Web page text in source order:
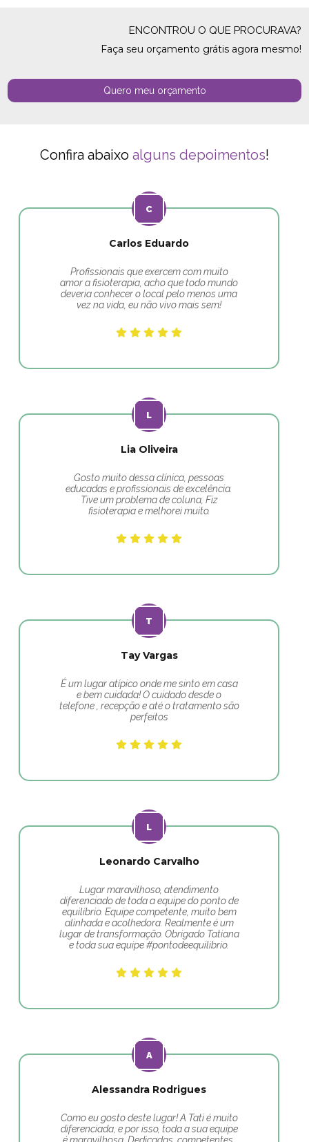
ENCONTROU O QUE PROCURAVA?
Faça seu orçamento grátis agora mesmo!
Quero meu orçamento
Confira abaixo alguns depoimentos!
Carlos Eduardo
Profissionais que exercem com muito
amor a fisioterapia, acho que todo mundo
deveria conhecer o local pelo menos uma
vez na vida, eu não vivo mais sem!
Lia Oliveira
Gosto muito dessa clínica, pessoas
educadas e profissionais de excelência.
Tive um problema de coluna, Fiz
fisioterapia e melhorei muito.
Tay Vargas
É um lugar atípico onde me sinto em casa
e bem cuidada! O cuidado desde o
telefone , recepção e até o tratamento são
perfeitos
Leonardo Carvalho
Lugar maravilhoso, atendimento
diferenciado de toda a equipe do ponto de
equilíbrio. Equipe competente, muito bem
alinhada e acolhedora. Realmente é um
lugar de transformação. Obrigado Tatiana
e toda sua equipe #pontodeequilibrio.
Alessandra Rodrigues
Como eu gosto deste lugar! A Tati é muito
diferenciada, e por isso, toda a sua equipe